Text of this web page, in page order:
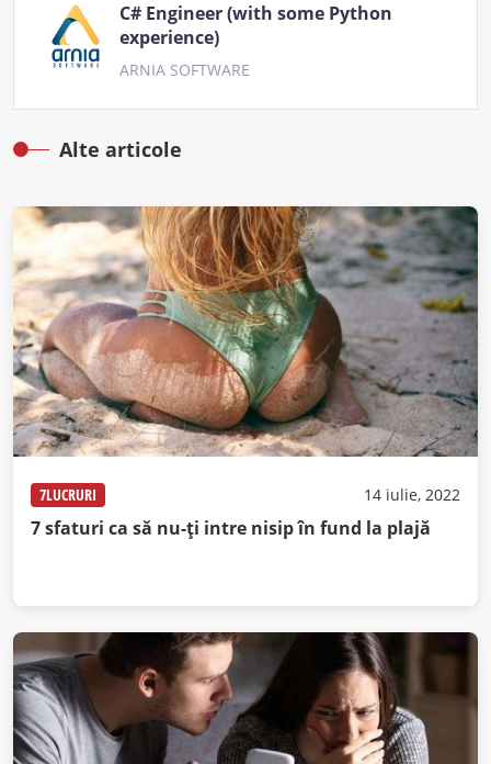
C# Engineer (with some Python
experience)
ARNIA SOFTWARE
Alte articole
7LUCRURI 14 iulie, 2022
7 sfaturi ca să nu-ți intre nisip în fund la plajă